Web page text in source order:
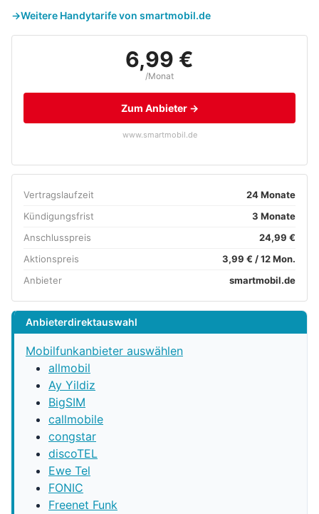
Weitere Handytarife von smartmobil.de
6,99 €
/Monat
Zum Anbieter →
www.smartmobil.de
Vertragslaufzeit
24 Monate
Kündigungsfrist
3 Monate
Anschlusspreis
24,99 €
Aktionspreis
3,99 € / 12 Mon.
Anbieter
smartmobil.de
Anbieterdirektauswahl
Mobilfunkanbieter auswählen
allmobil
Ay Yildiz
BigSIM
callmobile
congstar
discoTEL
Ewe Tel
FONIC
Freenet Funk